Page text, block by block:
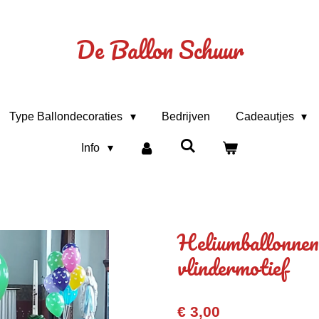
De Ballon Schuur
Type Ballondecoraties Bedrijven Cadeautjes
Info
vlindermotief
€ 3,00